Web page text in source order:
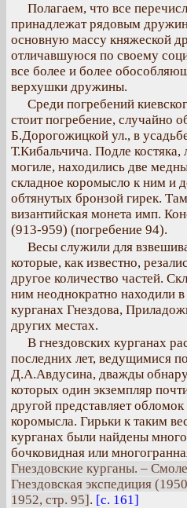
Полагаем, что все
принадлежат рядовым
основную массу княжеской
отличавшуюся по своему
все более и более
верхушки дружины.
Среди погребений
стоит погребение, случайно
Б.Дорогожицкой ул., в
Т.Кибальчича. Подле
могиле, находились две
складное коромысло к ним и
обтянутых бронзой гирек.
византийская монета имп.
(913-959) (погребение 94).
Весы служили для
которые, как известно,
другое количество частей.
ним неоднократно находили
курганах Гнездова,
других местах.
В гнездовских курганах
последних лет, ведущимися
Д.А.Авдусина, дважды
которых один экземпляр
другой представляет
коромысла. Гирьки к таким
курганах были найдены
бочковидная или
Гнездовские курганы. –
Гнездовская экспедиция
1952, стр. 95]. [с. 161]